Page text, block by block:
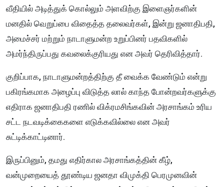
வீதியில் அடித்துக் கொல்லும் அளவிற்கு இளைஞர்களின்
மனதில் வெறுப்பை விதைத்த தலைவர்கள், இன்று ஜனாதிபதி,
அமைச்சர் மற்றும் நாடாளுமன்ற உறுப்பினர் பதவிகளில்
அமர்ந்திருப்பது கவலைக்குரியது என அவர் தெரிவித்தார்.
​குறிப்பாக, நாடாளுமன்றத்திற்கு தீ வைக்க வேண்டும் என்று
பகிரங்கமாக அழைப்பு விடுத்த லால் காந்த போன்றவர்களுக்கு
எதிராக ஜனாதிபதி ரணில் விக்ரமசிங்கவின் அரசாங்கம் உரிய
சட்ட நடவடிக்கைகளை எடுக்கவில்லை என அவர்
சுட்டிக்காட்டினார்.
இருப்பினும், தமது எதிர்கால அரசாங்கத்தின் கீழ்,
வன்முறையைத் தூண்டிய ஜனதா விமுக்தி பெரமுனவின்